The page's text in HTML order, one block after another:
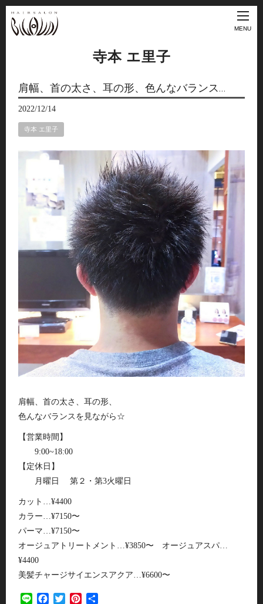
MENU
寺本 エ里子
肩幅、首の太さ、耳の形、色んなバランス…
2022/12/14
寺本 エ里子
肩幅、首の太さ、耳の形、
色んなバランスを見ながら☆
【営業時間】
9:00~18:00
【定休日】
月曜日 第２・第3火曜日
カット…¥4400
カラー…¥7150〜
パーマ…¥7150〜
オージュアトリートメント…¥3850〜 オージュアスパ…
¥4400
美髪チャージサイエンスアクア…¥6600〜
Line FacebookTwitterPinterest